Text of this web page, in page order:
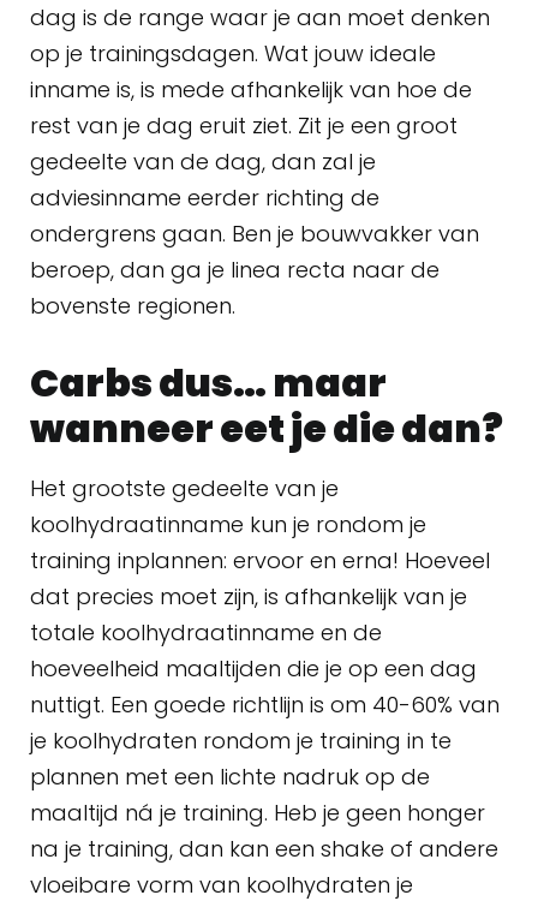
dag is de range waar je aan moet denken
op je trainingsdagen. Wat jouw ideale
inname is, is mede afhankelijk van hoe de
rest van je dag eruit ziet. Zit je een groot
gedeelte van de dag, dan zal je
adviesinname eerder richting de
ondergrens gaan. Ben je bouwvakker van
beroep, dan ga je linea recta naar de
bovenste regionen.
Carbs dus… maar
wanneer eet je die dan?
Het grootste gedeelte van je
koolhydraatinname kun je rondom je
training inplannen: ervoor en erna! Hoeveel
dat precies moet zijn, is afhankelijk van je
totale koolhydraatinname en de
hoeveelheid maaltijden die je op een dag
nuttigt. Een goede richtlijn is om 40-60% van
je koolhydraten rondom je training in te
plannen met een lichte nadruk op de
maaltijd ná je training. Heb je geen honger
na je training, dan kan een shake of andere
vloeibare vorm van koolhydraten je